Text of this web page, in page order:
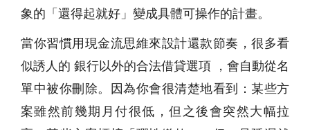
象的「還得起就好」變成具體可操作的計畫。
當你習慣用現金流思維來設計還款節奏，很多看
似誘人的 銀行以外的合法借貸選項 ，會自動從名
單中被你刪除。因為你會很清楚地看到：某些方
案雖然前幾期月付很低，但之後會突然大幅拉